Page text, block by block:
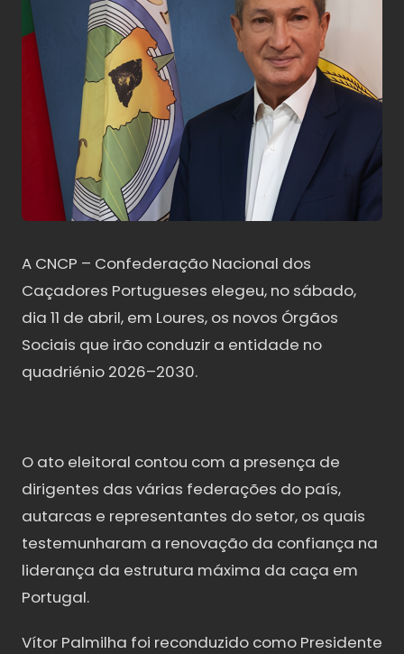
A CNCP – Confederação Nacional dos
Caçadores Portugueses elegeu, no sábado,
dia 11 de abril, em Loures, os novos Órgãos
Sociais que irão conduzir a entidade no
quadriénio 2026–2030.
O ato eleitoral contou com a presença de
dirigentes das várias federações do país,
autarcas e representantes do setor, os quais
testemunharam a renovação da confiança na
liderança da estrutura máxima da caça em
Portugal.
Vítor Palmilha foi reconduzido como Presidente